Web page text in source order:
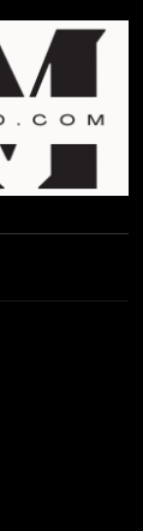
সংবর্ধনা
ভারপ্রাপ্ত
কার, তাহলে
না:
করলেই